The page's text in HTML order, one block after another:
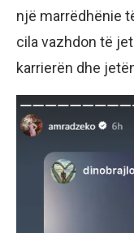
një marrëdhënie
cila vazhdon të
karrierën dhe